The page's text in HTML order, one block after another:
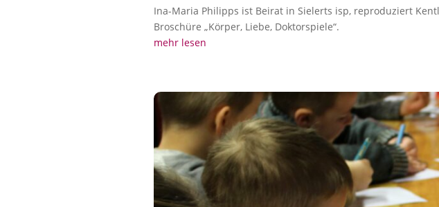
Ina-Maria Philipps ist Beirat in Sielerts isp, reproduziert
Broschüre „Körper, Liebe, Doktorspiele“.
mehr lesen